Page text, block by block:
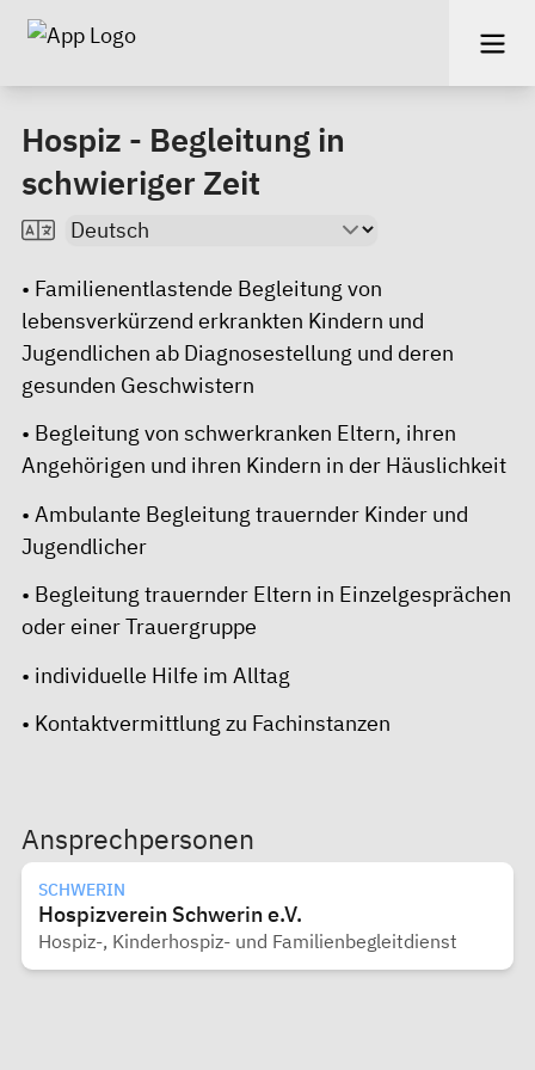
Hospiz - Begleitung in
schwieriger Zeit
• Familienentlastende Begleitung von
lebensverkürzend erkrankten Kindern und
Jugendlichen ab Diagnosestellung und deren
gesunden Geschwistern
• Begleitung von schwerkranken Eltern, ihren
Angehörigen und ihren Kindern in der Häuslichkeit
• Ambulante Begleitung trauernder Kinder und
Jugendlicher
• Begleitung trauernder Eltern in Einzelgesprächen
oder einer Trauergruppe
• individuelle Hilfe im Alltag
• Kontaktvermittlung zu Fachinstanzen
Ansprechpersonen
SCHWERIN
Hospizverein Schwerin e.V.
Hospiz-, Kinderhospiz- und Familienbegleitdienst